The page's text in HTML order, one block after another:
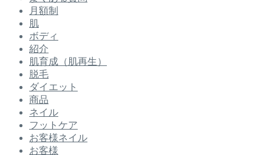
月額制
肌
ボディ
紹介
肌育成（肌再生）
脱毛
ダイエット
商品
ネイル
フットケア
お客様ネイル
お客様